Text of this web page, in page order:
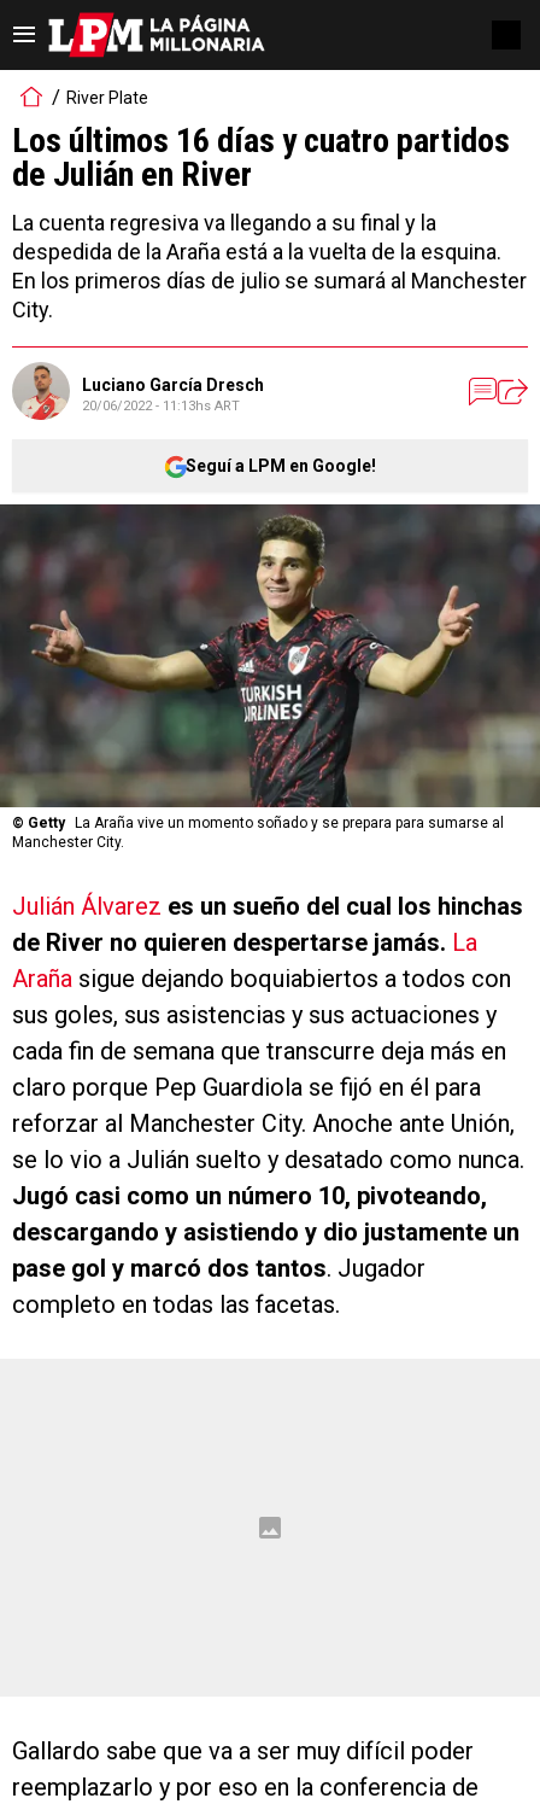
River Plate
Los últimos 16 días y cuatro partidos
de Julián en River
La cuenta regresiva va llegando a su final y la
despedida de la Araña está a la vuelta de la esquina.
En los primeros días de julio se sumará al Manchester
City.
Luciano García Dresch
20/06/2022 - 11:13hs ART
Seguí a LPM en Google!
© Getty
La Araña vive un momento soñado y se prepara para sumarse al
Manchester City.
Julián Álvarez es un sueño del cual los hinchas
de River no quieren despertarse jamás. La
Araña sigue dejando boquiabiertos a todos con
sus goles, sus asistencias y sus actuaciones y
cada fin de semana que transcurre deja más en
claro porque Pep Guardiola se fijó en él para
reforzar al Manchester City. Anoche ante Unión,
se lo vio a Julián suelto y desatado como nunca.
Jugó casi como un número 10, pivoteando,
descargando y asistiendo y dio justamente un
pase gol y marcó dos tantos. Jugador
completo en todas las facetas.
Gallardo sabe que va a ser muy difícil poder
reemplazarlo y por eso en la conferencia de